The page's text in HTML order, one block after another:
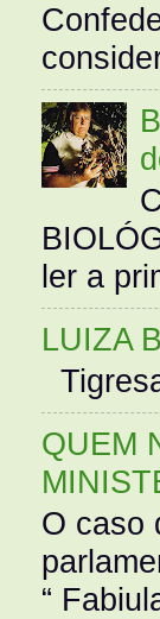
ler a
LUIZA
QUEM
O caso
“